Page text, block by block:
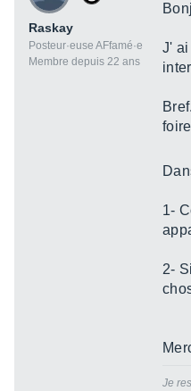
Raskay
Posteur·euse AFfamé·e
Membre depuis 22 ans
J'
1-
2-
Je